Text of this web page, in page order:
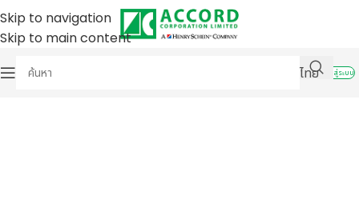
Skip to navigation
Skip to main content
ไทย
เข้าสู่ระบบ